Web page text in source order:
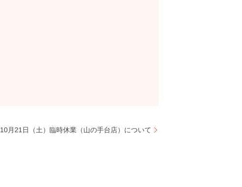
10月21日（土）臨時休業（山の手台店）について